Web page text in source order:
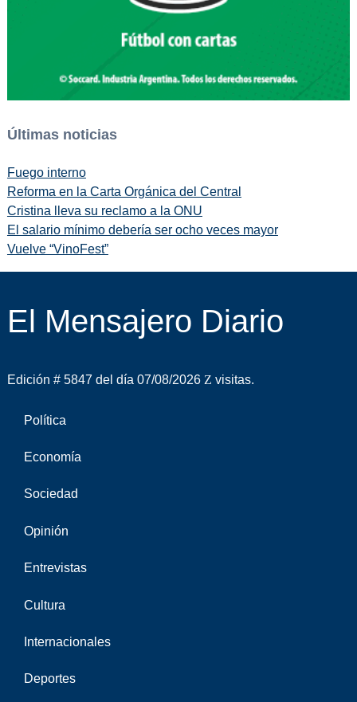
Últimas noticias
Fuego interno
Reforma en la Carta Orgánica del Central
Cristina lleva su reclamo a la ONU
El salario mínimo debería ser ocho veces mayor
Vuelve “VinoFest”
El Mensajero Diario
Edición # 5847 del día 07/08/2026 visitas.
Política
Economía
Sociedad
Opinión
Entrevistas
Cultura
Internacionales
Deportes